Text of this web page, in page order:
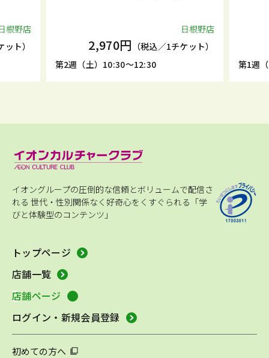
根野店
ト）
日根野店
2,970円 （税込／1チケット）
第2週（土）10:30～12:30
第1週
イオングループの圧倒的な信頼とボリュームで配信さ
れる 世代・性別関係なく好奇心をくすぐられる「学
びと体験型のコンテンツ」
トップページ
店舗一覧
店舗ページ
ログイン・新規会員登録
初めての方へ